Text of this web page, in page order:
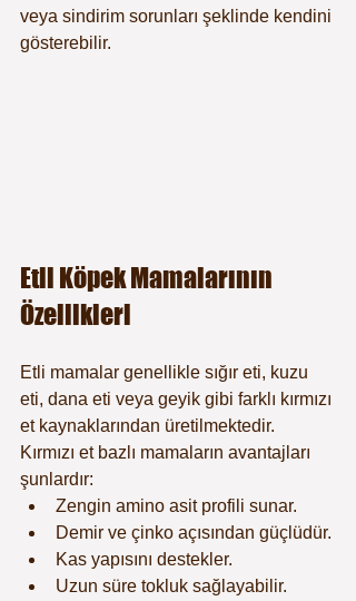
veya sindirim sorunları şeklinde kendini
gösterebilir.
Etli Köpek Mamalarının
Özellikleri
Etli mamalar genellikle sığır eti, kuzu
eti, dana eti veya geyik gibi farklı kırmızı
et kaynaklarından üretilmektedir.
Kırmızı et bazlı mamaların avantajları
şunlardır:
Zengin amino asit profili sunar.
Demir ve çinko açısından güçlüdür.
Kas yapısını destekler.
Uzun süre tokluk sağlayabilir.